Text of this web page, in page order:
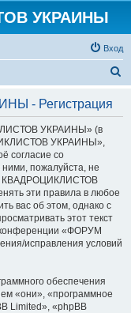
УКРАИНЫ
Вход
- Регистрация
УКРАИНЫ» (в
УКРАИНЫ»,
согласие со
пожалуйста, не
КВАДРОЦИКЛИСТОВ
эти правила в любое
вас об этом, однако с
этот текст
конференции «ФОРУМ
исправления условий
обеспечения
«они», «программное
Limited», «phpBB